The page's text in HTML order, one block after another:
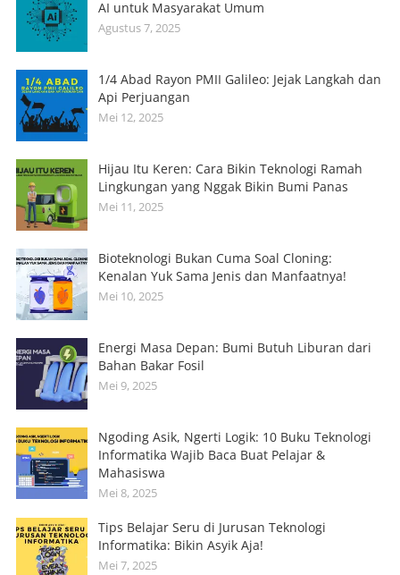
AI untuk Masyarakat Umum
Agustus 7, 2025
1/4 Abad Rayon PMII Galileo: Jejak Langkah dan
Api Perjuangan
Mei 12, 2025
Hijau Itu Keren: Cara Bikin Teknologi Ramah
Lingkungan yang Nggak Bikin Bumi Panas
Mei 11, 2025
Bioteknologi Bukan Cuma Soal Cloning:
Kenalan Yuk Sama Jenis dan Manfaatnya!
Mei 10, 2025
Energi Masa Depan: Bumi Butuh Liburan dari
Bahan Bakar Fosil
Mei 9, 2025
Ngoding Asik, Ngerti Logik: 10 Buku Teknologi
Informatika Wajib Baca Buat Pelajar &
Mahasiswa
Mei 8, 2025
Tips Belajar Seru di Jurusan Teknologi
Informatika: Bikin Asyik Aja!
Mei 7, 2025